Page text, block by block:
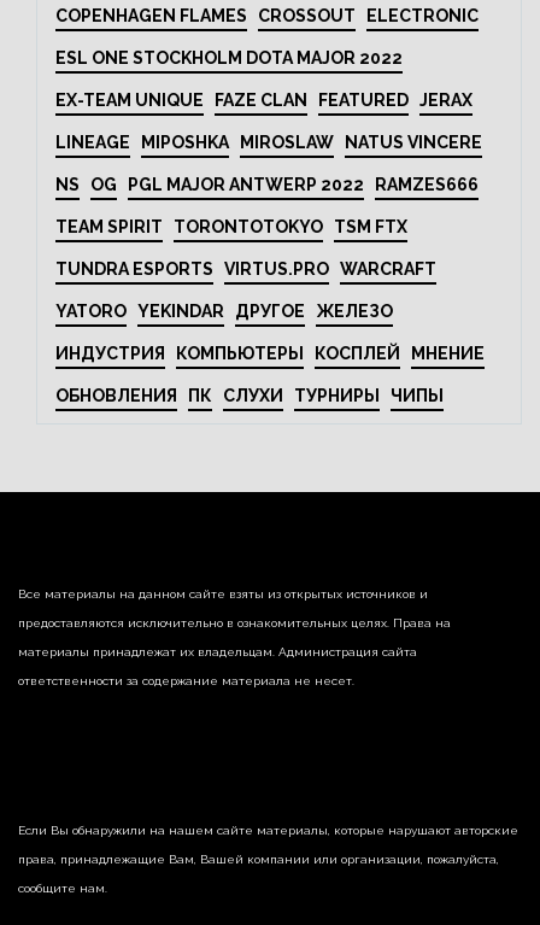
COPENHAGEN FLAMES CROSSOUT ELECTRONIC
ESL ONE STOCKHOLM DOTA MAJOR 2022
EX-TEAM UNIQUE FAZE CLAN FEATURED JERAX
LINEAGE MIPOSHKA MIROSLAW NATUS VINCERE
NS OG PGL MAJOR ANTWERP 2022 RAMZES666
TEAM SPIRIT TORONTOTOKYO TSM FTX
TUNDRA ESPORTS VIRTUS.PRO WARCRAFT
YATORO YEKINDAR ДРУГОЕ ЖЕЛЕЗО
ИНДУСТРИЯ КОМПЬЮТЕРЫ КОСПЛЕЙ МНЕНИЕ
ОБНОВЛЕНИЯ ПК СЛУХИ ТУРНИРЫ ЧИПЫ
Все материалы на данном сайте взяты из открытых источников и
предоставляются исключительно в ознакомительных целях. Права на
материалы принадлежат их владельцам. Администрация сайта
ответственности за содержание материала не несет.
Если Вы обнаружили на нашем сайте материалы, которые нарушают авторские
права, принадлежащие Вам, Вашей компании или организации, пожалуйста,
сообщите нам.